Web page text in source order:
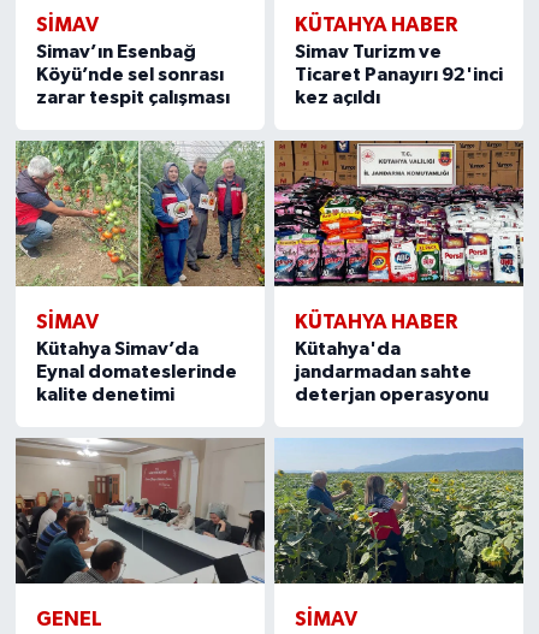
SIMAV
Simav’ın Esenbağ
Köyü’nde sel sonrası
zarar tespit çalışması
KÜTAHYA HABER
Simav Turizm ve
Ticaret Panayırı 92'inci
kez açıldı
SIMAV
Kütahya Simav’da
Eynal domateslerinde
kalite denetimi
KÜTAHYA HABER
Kütahya'da
jandarmadan sahte
deterjan operasyonu
GENEL SIMAV